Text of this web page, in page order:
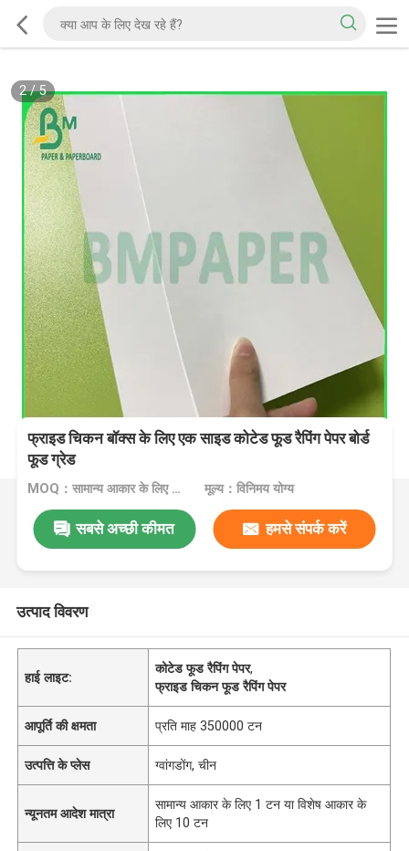
2/5
फ्राइड चिकन बॉक्स के लिए एक साइड कोटेड फूड रैपिंग पेपर बोर्ड
फूड ग्रेड
MOQ：सामान्य आकार के लिए 1 टन या विशेष आकार के लिए 10 टन मूल्य：विनिमय योग्य
सबसे अच्छी कीमत हमसे संपर्क करें
उत्पाद विवरण
हाई लाइट:
कोटेड फूड रैपिंग पेपर,
फ्राइड चिकन फूड रैपिंग पेपर
आपूर्ति की क्षमता प्रति माह 350000 टन
उत्पत्ति के प्लेस ग्वांगडोंग, चीन
न्यूनतम आदेश मात्रा
सामान्य आकार के लिए 1 टन या विशेष आकार के
लिए 10 टन